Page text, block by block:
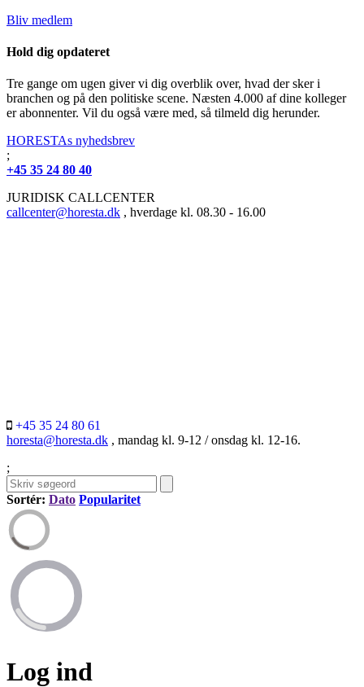
Bliv medlem
Hold dig opdateret
Tre gange om ugen giver vi dig overblik over, hvad der sker i
branchen og på den politiske scene. Næsten 4.000 af dine kolleger
er abonnenter. Vil du også være med, så tilmeld dig herunder.
HORESTAs nyhedsbrev
;
+45 35 24 80 40
JURIDISK CALLCENTER
callcenter@horesta.dk , hverdage kl. 08.30 - 16.00
+45 35 24 80 61
horesta@horesta.dk , mandag kl. 9-12 / onsdag kl. 12-16.
;
Sortér: Dato Popularitet
Log ind